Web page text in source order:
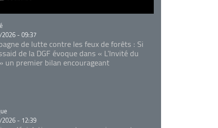
- 09:37
de lutte contre les feux de forêts : Si
de la DGF évoque dans « L'Invité du
un premier bilan encourageant
- 12:39